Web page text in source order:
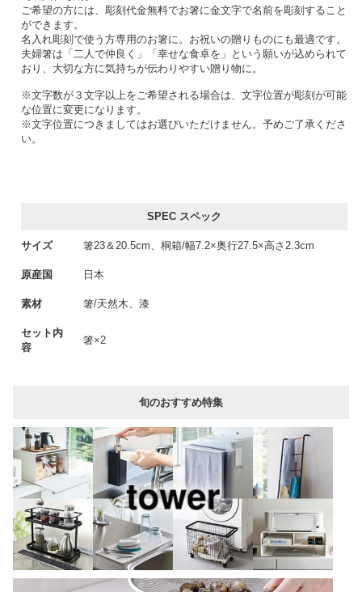
ご希望の方には、彫刻代金無料でお箸に金文字で名前を彫刻すること
ができます。
名入れ彫刻で使う方専用のお箸に。お祝いの贈りものにも最適です。
夫婦箸は「二人で仲良く」「幸せな食卓を」という願いが込められて
おり、大切な方に気持ちが伝わりやすい贈り物に。
※文字数が３文字以上をご希望される場合は、文字位置が彫刻が可能
な位置に変更になります。
※文字位置につきましてはお選びいただけません。予めご了承くださ
い。
SPEC スペック
サイズ 箸23＆20.5cm、桐箱/幅7.2×奥行27.5×高さ2.3cm
原産国 日本
素材 箸/天然木、漆
セット内
容
箸×2
旬のおすすめ特集